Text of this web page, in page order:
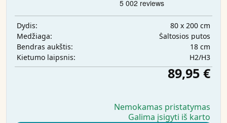
Dydis:
80 x 200 cm
Medžiaga:
Šaltosios putos
Bendras aukštis:
18 cm
Kietumo laipsnis:
H2/H3
89,95 €
Nemokamas pristatymas
Galima įsigyti iš karto